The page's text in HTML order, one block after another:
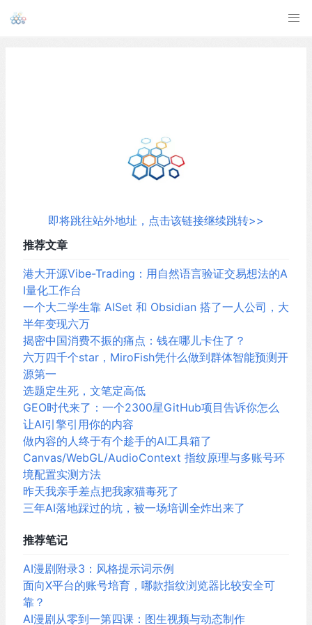
即将跳往站外地址，点击该链接继续跳转>>
推荐文章
港大开源Vibe-Trading：用自然语言验证交易想法的A
I量化工作台
一个大二学生靠 AISet 和 Obsidian 搭了一人公司，大
半年变现六万
揭密中国消费不振的痛点：钱在哪儿卡住了？
六万四千个star，MiroFish凭什么做到群体智能预测开
源第一
选题定生死，文笔定高低
GEO时代来了：一个2300星GitHub项目告诉你怎么
让AI引擎引用你的内容
做内容的人终于有个趁手的AI工具箱了
Canvas/WebGL/AudioContext 指纹原理与多账号环
境配置实测方法
昨天我亲手差点把我家猫毒死了
三年AI落地踩过的坑，被一场培训全炸出来了
推荐笔记
AI漫剧附录3：风格提示词示例
面向X平台的账号培育，哪款指纹浏览器比较安全可
靠？
AI漫剧从零到一第四课：图生视频与动态制作